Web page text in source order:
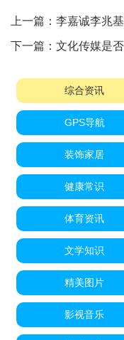
上一篇： 李嘉诚李兆
下一篇： 文化传媒是
综合资讯
GPS导航
装饰家居
健康常识
体育资讯
文学知识
精美图片
影视音乐